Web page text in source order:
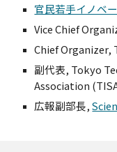
官民若手イノベ
Vice Chief
Chief Organizer,
副代表, Tokyo
Association
広報副部長,